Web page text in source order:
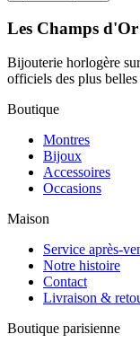
Les Champs d'Or
Bijouterie horlogère
officiels des plus belles
Boutique
Montres
Bijoux
Accessoires
Occasions
Maison
Service après-
Notre histoire
Contact
Livraison &
Boutique parisienne